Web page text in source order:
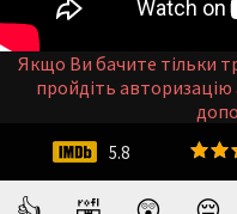
5.8
Якщо Ви бачите тільки
пройдіть авторизацію